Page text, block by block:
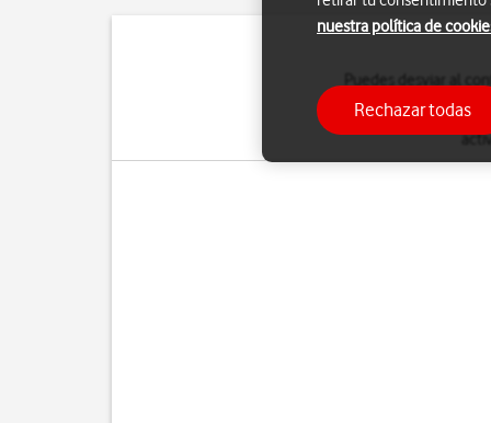
Para saber más
nuestra política de
Rechazar todas